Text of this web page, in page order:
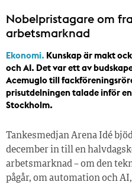
Nobelpristagare om
arbetsmarknad
Ekonomi. Kunskap är makt
och AI. Det var ett av
Acemuglo till
prisutdelningen talade inför
Stockholm.
Tankesmedjan Arena Idé
december in till en
arbetsmarknad – om den
pågår, om automation och